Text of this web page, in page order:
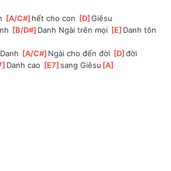
[A/C# ]hết cho con [D ]
Giêsu
[B/D# ]Danh Ngài trên mọi [E ]Danh tôn
[A/C# ]Ngài cho đến đời [D ]
đời
]Danh cao [E7 ]
sang Giêsu [A